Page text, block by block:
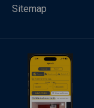
Sitemap